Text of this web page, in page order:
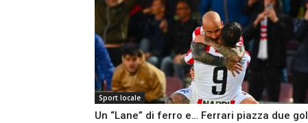
Sport locale
Un “Lane” di ferro e… Ferrari piazza due gol